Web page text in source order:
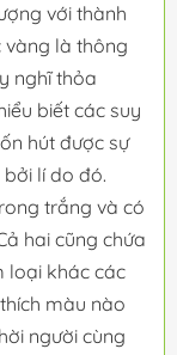
với thành
vàng là thông
nghĩ thỏa
biết các suy
hút được sự
lí do đó.
trắng và có
hai cũng chứa
loại khác các
màu nào
người cùng